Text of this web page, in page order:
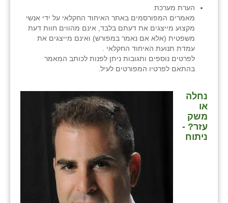
הערת מערכת
מאמרים המפורסמים באתר האיחוד החקלאי על ידי אנשי
מקצוע מייצגים את דעתם בלבד, אינם מהווים חוות דעת
משפטית (אלא אם נאמר במפורש) ואינם מייצגים את
עמדת תנועת האיחוד החקלאי .
לפרטים נוספים ותגובות ניתן לפנות לכותב המאמר
בהתאם לפרטיו המפורטים לעיל.
נחלה
או
משק
עזר? -
ניתוח